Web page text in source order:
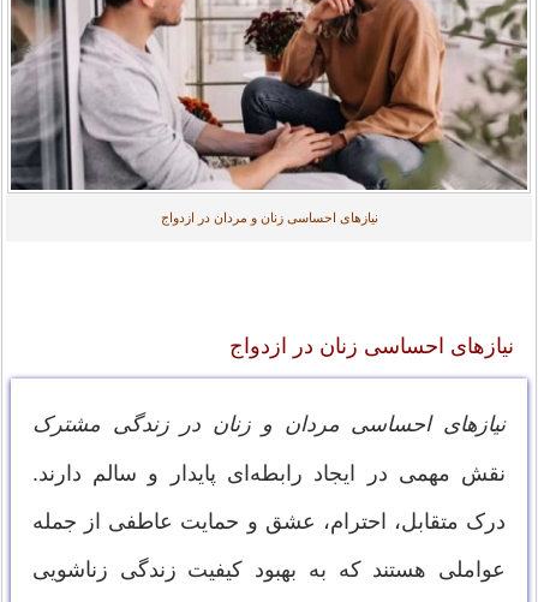
نیازهای احساسی زنان و مردان در ازدواج
نیازهای احساسی زنان در ازدواج
نیازهای احساسی مردان و زنان در زندگی مشترک
نقش مهمی در ایجاد رابطه‌ای پایدار و سالم دارند.
درک متقابل، احترام، عشق و حمایت عاطفی از جمله
عواملی هستند که به بهبود کیفیت زندگی زناشویی